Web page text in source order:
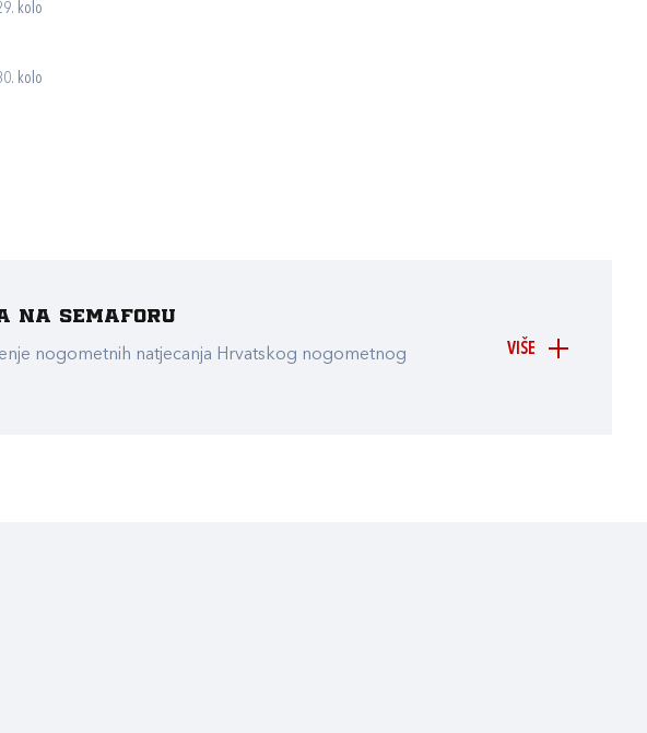
kolo
kolo
VIŠE
na Semaforu
nogometnih natjecanja Hrvatskog nogometnog